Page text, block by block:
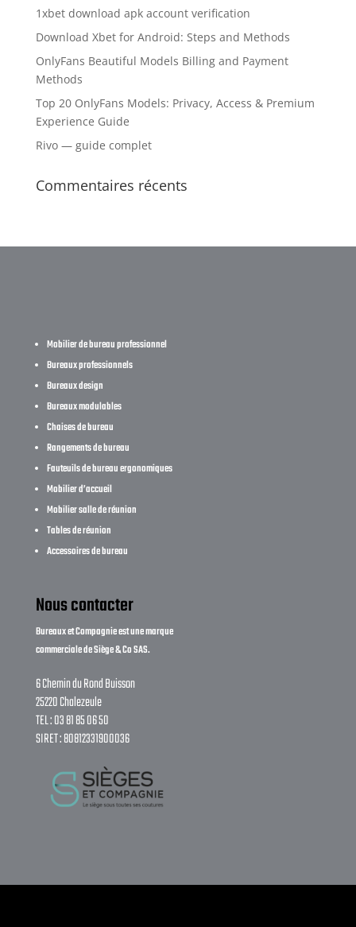
1xbet download apk account verification
Download Xbet for Android: Steps and Methods
OnlyFans Beautiful Models Billing and Payment
Methods
Top 20 OnlyFans Models: Privacy, Access & Premium
Experience Guide
Rivo — guide complet
Commentaires récents
Mobilier de bureau professionnel
Bureaux professionnels
Bureaux design
Bureaux modulables
Chaises de bureau
Rangements de bureau
Fauteuils de bureau ergonomiques
Mobilier d’accueil
Mobilier salle de réunion
Tables de réunion
Accessoires de bureau
Nous contacter
Bureaux et Compagnie est une marque
commerciale de Siège & Co SAS.
6 Chemin du Rond Buisson
25220 Chalezeule
TEL : 03 81 85 06 50
SIRET : 80812331900036